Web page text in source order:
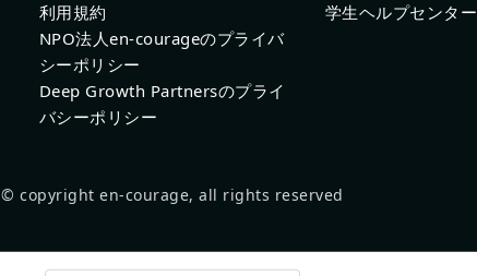
利用規約
NPO法人en-courageのプライバ
シーポリシー
Deep Growth Partnersのプライ
バシーポリシー
学生ヘルプセンター
© copyright en-courage, all rights reserved